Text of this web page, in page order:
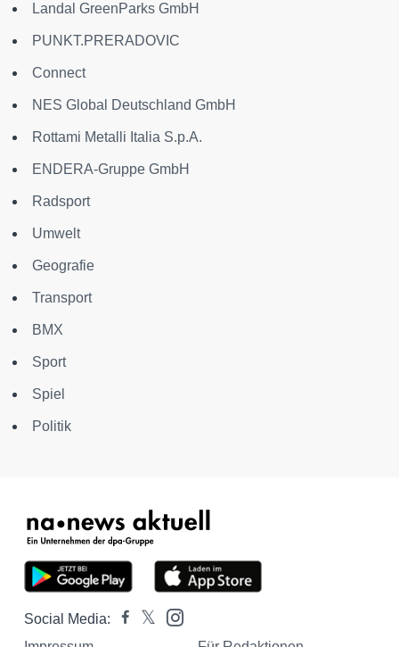
Landal GreenParks GmbH
PUNKT.PRERADOVIC
Connect
NES Global Deutschland GmbH
Rottami Metalli Italia S.p.A.
ENDERA-Gruppe GmbH
Radsport
Umwelt
Geografie
Transport
BMX
Sport
Spiel
Politik
Social Media: